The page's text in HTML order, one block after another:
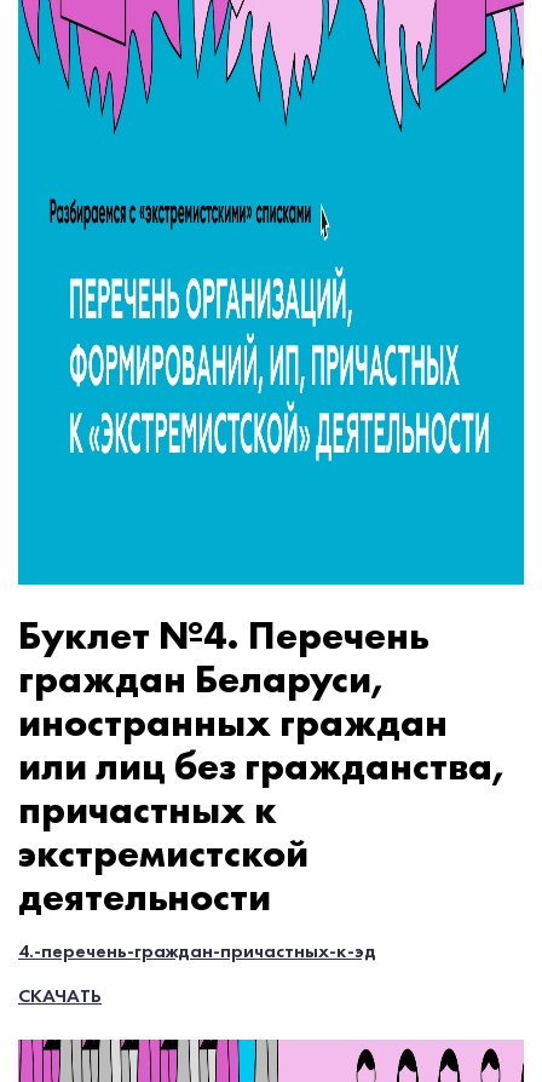
Буклет №4. Перечень
граждан Беларуси,
иностранных граждан
или лиц без гражданства,
причастных к
экстремистской
деятельности
4.-перечень-граждан-причастных-к-эд
СКАЧАТЬ